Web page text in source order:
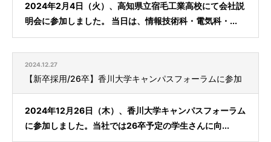
2024年2月4日（火）、高知県立宿毛工業高校にて会社説
明会に参加しました。 当日は、情報技術科・電気科・...
2024.12.27
【新卒採用/26卒】香川大学キャンパスフォーラムに参加
2024年12月26日（木）、香川大学キャンパスフォーラム
に参加しました。当社では26卒予定の学生さんに向...